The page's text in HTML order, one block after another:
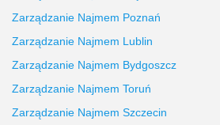
Zarządzanie Najmem Poznań
Zarządzanie Najmem Lublin
Zarządzanie Najmem Bydgoszcz
Zarządzanie Najmem Toruń
Zarządzanie Najmem Szczecin